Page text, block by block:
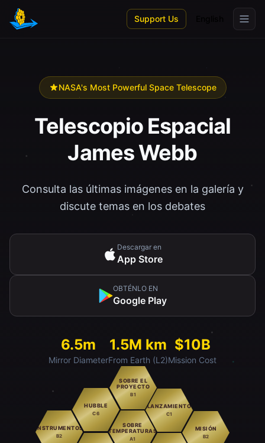
Skip to main content
Support Us
NASA's Most Powerful Space Telescope
Telescopio Espacial
James Webb
Consulta las últimas imágenes en la galería y
discute temas en los debates
Descargar en
App Store
OBTÉNLO EN
Google Play
6.5m
Mirror Diameter
1.5M km
From Earth (L2)
$10B
Mission Cost
INSTRUMENTOS
B2
HUBBLE
C6
SOBRE EL
PROYECTO
B1
SOBRE
TEMPERATURAS
A1
LANZAMIENTO
C1
MISIÓN
B2